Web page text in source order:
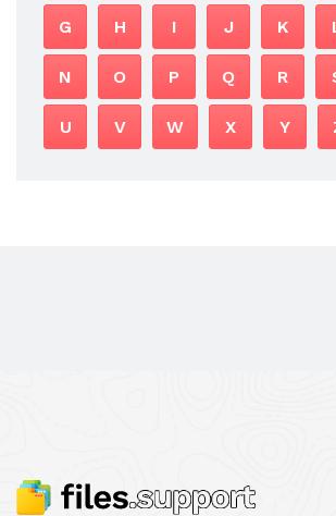
G H I J K
N O P Q R
U V W X Y